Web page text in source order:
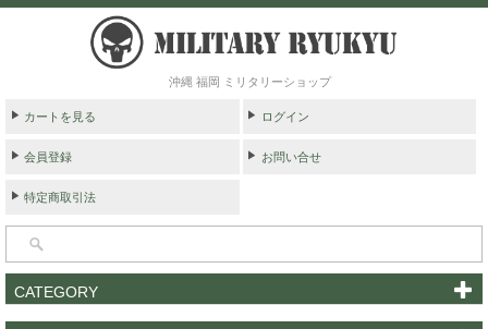
沖縄 福岡 ミリタリーショップ
カートを見る ログイン
会員登録 お問い合せ
特定商取引法
CATEGORY